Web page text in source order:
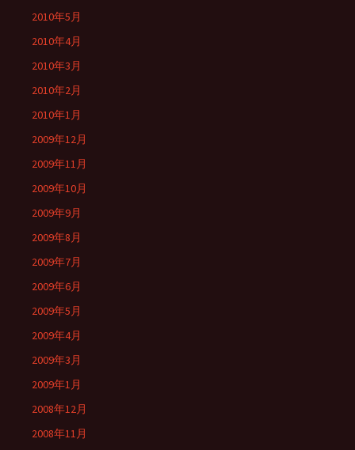
2010年5月
2010年4月
2010年3月
2010年2月
2010年1月
2009年12月
2009年11月
2009年10月
2009年9月
2009年8月
2009年7月
2009年6月
2009年5月
2009年4月
2009年3月
2009年1月
2008年12月
2008年11月